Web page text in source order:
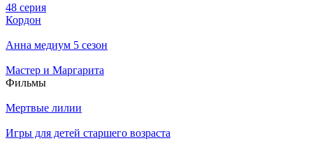
48 серия
Кордон
Анна медиум 5 сезон
Мастер и Маргарита
Филь­мы
Мертвые лилии
Игры для детей старшего возраста